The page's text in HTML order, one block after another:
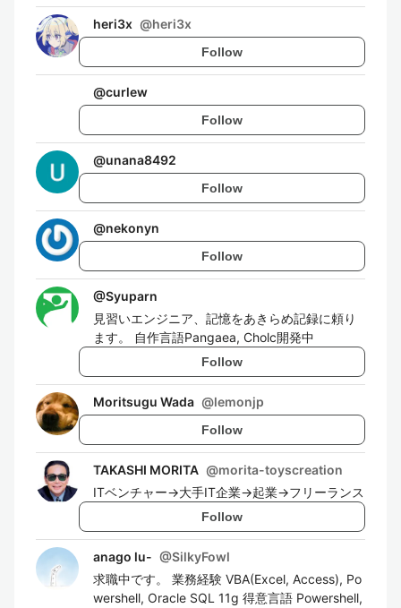
heri3x @heri3x
Follow
@curlew
Follow
@unana8492
Follow
@nekonyn
Follow
@Syuparn
見習いエンジニア、記憶をあきらめ記録に頼り
ます。 自作言語Pangaea, Cholc開発中
Follow
Moritsugu Wada @lemonjp
Follow
TAKASHI MORITA @morita-toyscreation
ITベンチャー→大手IT企業→起業→フリーランス
Follow
anago lu- @SilkyFowl
求職中です。 業務経験 VBA(Excel, Access), Po
wershell, Oracle SQL 11g 得意言語 Powershell,